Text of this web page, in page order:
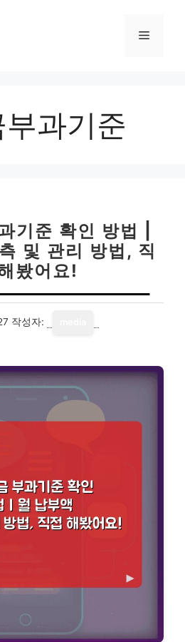
메
과기준
기준 확인 방법 |
및 관리 방법, 직
봤어요!
작성자: